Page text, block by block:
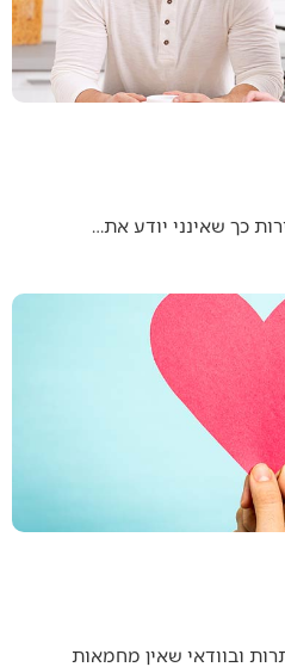
כך שאינני יודע את…
ובוודאי שאין מחמאות